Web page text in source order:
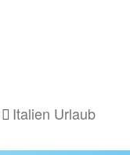
Italien Urlaub